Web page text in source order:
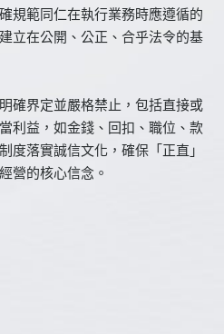
規範同仁在執行業務時應遵循的
立在公開、公正、合乎法令的基
確界定並嚴格禁止，包括直接或
利益，如金錢、回扣、職位、款
度落實誠信文化，確保「正直」
營的核心信念。